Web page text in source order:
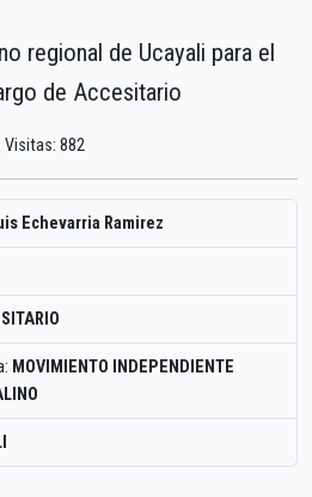
regional de Ucayali para el
de Accesitario
Visitas: 882
Echevarria Ramirez
MOVIMIENTO INDEPENDIENTE